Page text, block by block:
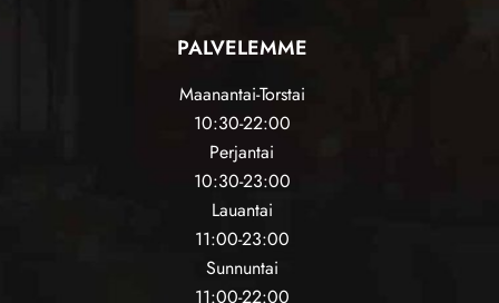
PALVELEMME
Maanantai-Torstai
10:30-22:00
Perjantai
10:30-23:00
Lauantai
11:00-23:00
Sunnuntai
11:00-22:00